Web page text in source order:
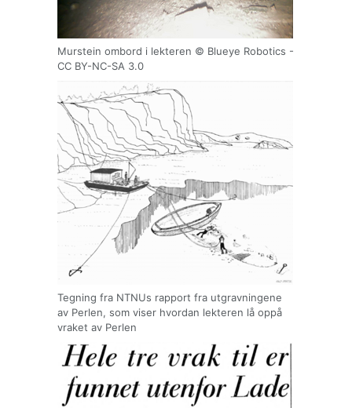
Murstein ombord i lekteren © Blueye Robotics -
CC BY-NC-SA 3.0
Tegning fra NTNUs rapport fra utgravningene
av Perlen, som viser hvordan lekteren lå oppå
vraket av Perlen